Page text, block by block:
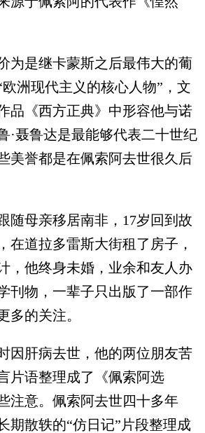
是继卡蒙斯之后最伟大的葡
洲现代主义的核心人物”，文
品《西方正典》中形容他与诺
·聂鲁达是最能够代表二十世纪
美誉都是在佩索阿去世很久后
母亲移居南非，17岁回到故
在道拉多雷斯大街租了房子，
，他终身未婚，业余和友人办
刊物，一辈子只出版了一部作
多的关注。
肝病去世，他的两位朋友苦
片语整理成了《佩索阿选
注意。佩索阿去世四十多年
期散轶的“仿日记”片段整理成